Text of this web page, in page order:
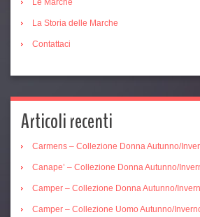
Le Marche
La Storia delle Marche
Contattaci
Articoli recenti
Carmens – Collezione Donna Autunno/
Canape’ – Collezione Donna Autunno/
Camper – Collezione Donna Autunno/
Camper – Collezione Uomo Autunno/